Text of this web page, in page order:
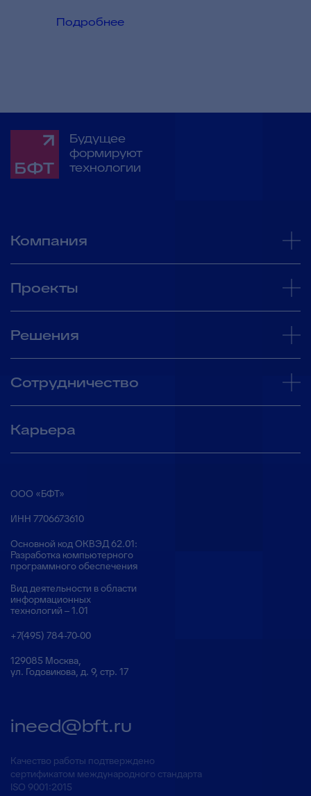
Подробнее
Будущее
формируют
технологии
Компания
Проекты
Решения
Сотрудничество
Карьера
ООО «БФТ»
ИНН 7706673610
Основной код ОКВЭД 62.01:
Разработка компьютерного
программного обеспечения
Вид деятельности в области
информационных
технологий – 1.01
+7(495) 784-70-00
129085 Москва,
ул. Годовикова, д. 9, стр. 17
ineed@bft.ru
Качество работы подтверждено
сертификатом международного стандарта
ISO 9001:2015